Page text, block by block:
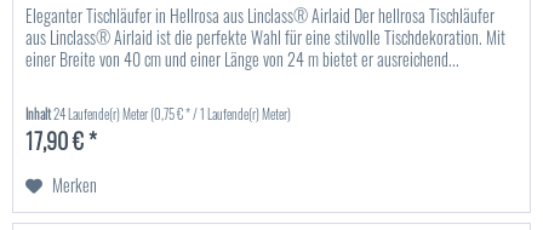
Eleganter Tischläufer in Hellrosa aus Linclass® Airlaid Der hellrosa Tischläufer
aus Linclass® Airlaid ist die perfekte Wahl für eine stilvolle Tischdekoration. Mit
einer Breite von 40 cm und einer Länge von 24 m bietet er ausreichend...
Inhalt24 Laufende(r) Meter(0,75 € * / 1 Laufende(r) Meter)
17,90 € *
Merken